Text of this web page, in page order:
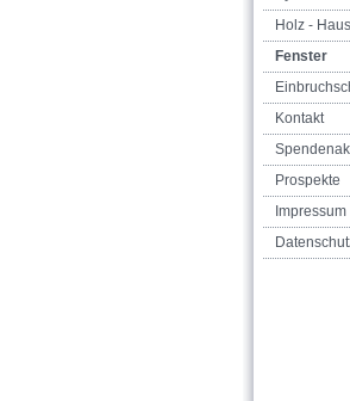
Holz -
Fenster
Kontakt
Prospekte
Impressum